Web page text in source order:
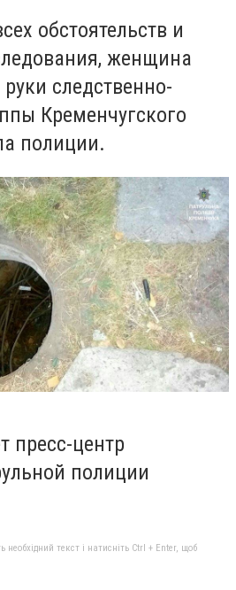
обстоятельств и
женщина
следственно-
Кременчугского
полиции.
пресс-центр
полиции
текст і натисніть Ctrl + Enter, щоб